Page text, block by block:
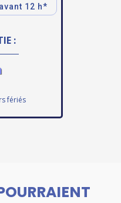
12 h*
:
fériés